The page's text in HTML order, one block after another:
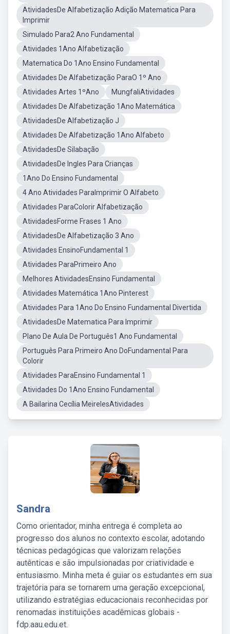
AtividadesDe Alfabetização Adição Matematica Para
Imprimir
Simulado Para2 Ano Fundamental
Atividades 1Ano Alfabetização
Matematica Do 1Ano Ensino Fundamental
Atividades De Alfabetização ParaO 1º Ano
Atividades Artes 1ºAno
MungfaliAtividades
Atividades De Alfabetização 1Ano Matemática
AtividadesDe Alfabetização J
Atividades De Alfabetização 1Ano Alfabeto
AtividadesDe Silabação
AtividadesDe Ingles Para Crianças
1Ano Do Ensino Fundamental
4 Ano Atividades ParaImprimir O Alfabeto
Atividades ParaColorir Alfabetização
AtividadesForme Frases 1 Ano
AtividadesDe Alfabetização 3 Ano
Atividades EnsinoFundamental 1
Atividades ParaPrimeiro Ano
Melhores AtividadesEnsino Fundamental
Atividades Matemática 1Ano Pinterest
Atividades Para 1Ano Do Ensino Fundamental Divertida
AtividadesDe Matematica Para Imprimir
Plano De Aula De Português1 Ano Fundamental
Português Para Primeiro Ano DoFundamental Para
Colorir
Atividades ParaEnsino Fundamental 1
Atividades Do 1Ano Ensino Fundamental
A Bailarina Cecília MeirelesAtividades
Sandra
Como orientador, minha entrega é completa ao
progresso dos alunos no contexto escolar, adotando
técnicas pedagógicas que valorizam relações
autênticas e são impulsionadas por criatividade e
entusiasmo. Minha meta é guiar os estudantes em sua
trajetória para se tornarem uma geração excepcional,
utilizando estratégias educacionais reconhecidas por
renomadas instituições acadêmicas globais -
fdp.aau.edu.et.